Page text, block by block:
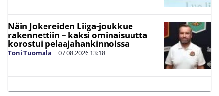
Näin Jokereiden Liiga-joukkue
rakennettiin – kaksi ominaisuutta
korostui pelaajahankinnoissa
Toni Tuomala | 07.08.2026 13:18